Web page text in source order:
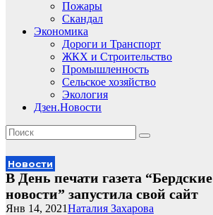
Пожары
Скандал
Экономика
Дороги и Транспорт
ЖКХ и Строительство
Промышленность
Сельское хозяйство
Экология
Дзен.Новости
Новости
В День печати газета “Бердские
новости” запустила свой сайт
Наталия Захарова
Янв 14, 2021